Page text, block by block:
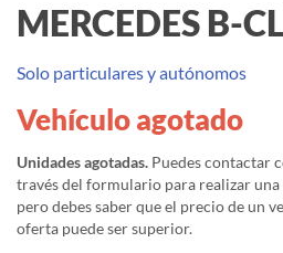
MERCEDES B-
Solo particulares y autónomos
Vehículo agotado
Unidades agotadas. Puedes contactar
través del formulario para realizar
pero debes saber que el precio de un
oferta puede ser superior.